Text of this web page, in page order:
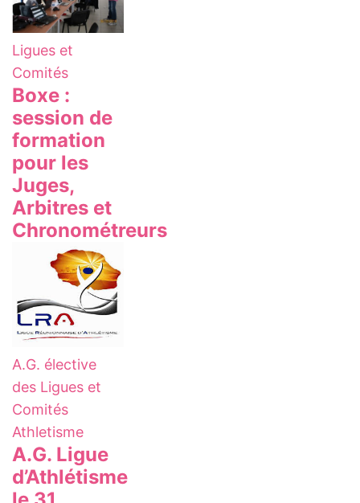
Ligues et
Comités
Boxe :
session de
formation
pour les
Juges,
Arbitres et
Chronométreurs
A.G. élective
des Ligues et
Comités
Athletisme
A.G. Ligue
d’Athlétisme